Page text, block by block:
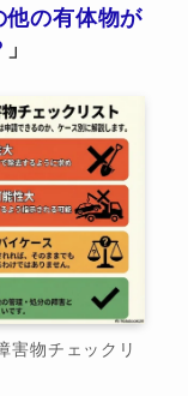
他の有体物が
」
害物チェックリ